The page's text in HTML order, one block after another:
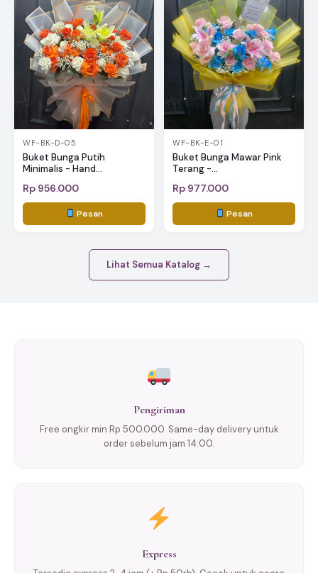
WF-BK-D-05
Buket Bunga Putih
Minimalis - Hand...
Rp 956.000
Pesan
WF-BK-E-01
Buket Bunga Mawar Pink
Terang -...
Rp 977.000
Pesan
Lihat Semua Katalog →
Pengiriman
Free ongkir min Rp 500.000. Same-day delivery untuk
order sebelum jam 14:00.
Express